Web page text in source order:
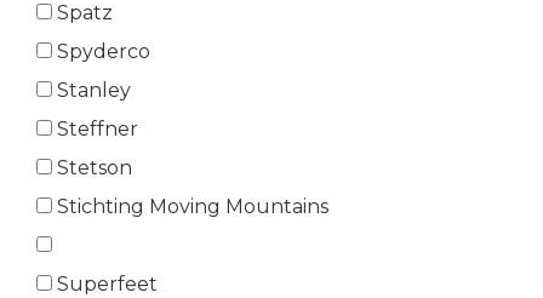
Spatz
Spyderco
Stanley
Steffner
Stetson
Stichting Moving Mountains
Superfeet